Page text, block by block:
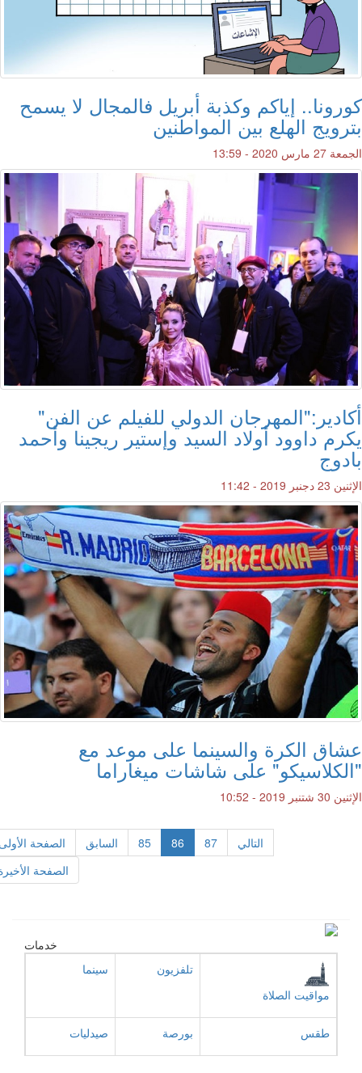
كورونا.. إياكم وكذبة أبريل فالمجال لا يسمح
بترويج الهلع بين المواطنين
الجمعة 27 مارس 2020 - 13:59
أكادير:"المهرجان الدولي للفيلم عن الفن"
يكرم داوود أولاد السيد وإستير ريجينا وأحمد
بادوج
الإثنين 23 دجنبر 2019 - 11:42
عشاق الكرة والسينما على موعد مع
"الكلاسيكو" على شاشات ميغاراما
الإثنين 30 شتنبر 2019 - 10:52
الصفحة السابق 85 86 87
التالي
الصفحة
خدمات
مواقيت الصلاة
تلفزيون سينما
طقس بورصة صيدليات